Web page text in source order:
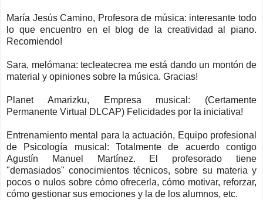
María Jesús Camino, Profesora de música: interesante todo
lo que encuentro en el blog de la creatividad al piano.
Recomiendo!
Sara, melómana: tecleatecrea me está dando un montón de
material y opiniones sobre la música. Gracias!
Planet Amarizku, Empresa musical: (Certamente
Permanente Virtual DLCAP) Felicidades por la iniciativa!
Entrenamiento mental para la actuación, Equipo profesional
de Psicología musical: Totalmente de acuerdo contigo
Agustín Manuel Martínez. El profesorado tiene
"demasiados" conocimientos técnicos, sobre su materia y
pocos o nulos sobre cómo ofrecerla, cómo motivar, reforzar,
cómo gestionar sus emociones y la de los alumnos, etc.